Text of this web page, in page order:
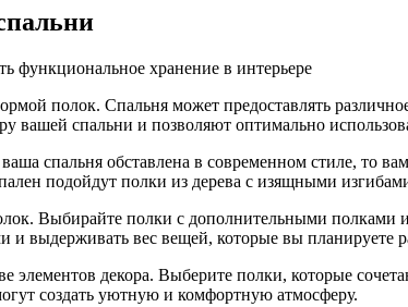
полок. Спальня может предоставлять
вашей спальни и позволяют оптимально
спальня обставлена в современном стиле,
подойдут полки из дерева с изящными
Выбирайте полки с дополнительными
выдерживать вес вещей, которые вы планируете
элементов декора. Выберите полки, которые
создать уютную и комфортную атмосферу.